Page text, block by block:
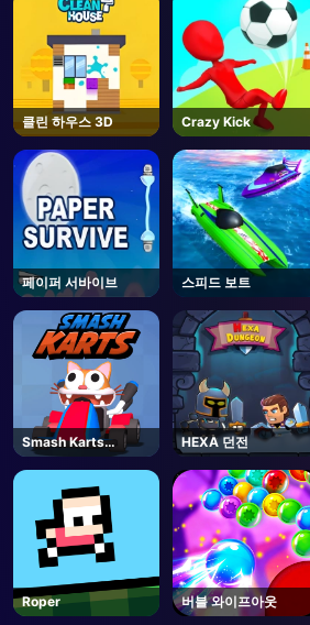
AD
클린 하우스 3D Crazy Kick
페이퍼 서바이브 스피드 보트
Smash Karts
Unblocked
HEXA 던전
Roper 버블 와이프아웃